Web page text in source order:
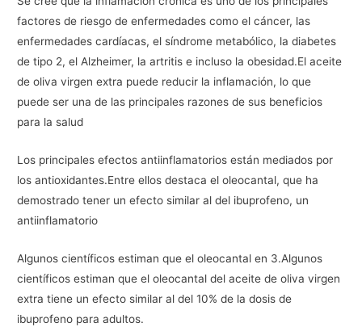
factores de riesgo de enfermedades como el cáncer, las
enfermedades cardíacas, el síndrome metabólico, la diabetes
de tipo 2, el Alzheimer, la artritis e incluso la obesidad.El aceite
de oliva virgen extra puede reducir la inflamación, lo que
puede ser una de las principales razones de sus beneficios
para la salud
Los principales efectos antiinflamatorios están mediados por
los antioxidantes.Entre ellos destaca el oleocantal, que ha
demostrado tener un efecto similar al del ibuprofeno, un
antiinflamatorio
Algunos científicos estiman que el oleocantal en 3.Algunos
científicos estiman que el oleocantal del aceite de oliva virgen
extra tiene un efecto similar al del 10% de la dosis de
ibuprofeno para adultos.